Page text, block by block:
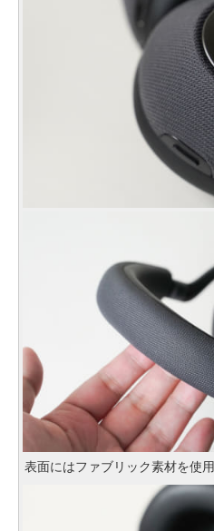
表面にはファブリック素材を使用